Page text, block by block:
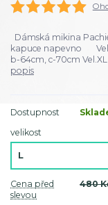
Dámská mikina
kapuce napevno
b-64cm, c-70cm
popis
Dostupnost
velikost
Cena před
slevou
480